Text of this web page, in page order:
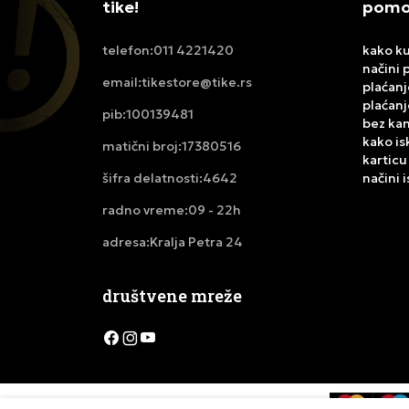
tike!
telefon:011 4221420
email:tikestore@tike.rs
pib:100139481
matični broj:17380516
šifra delatnosti:4642
radno vreme:09 - 22h
adresa:Kralja Petra 24
kako
načini
bez
kako
karticu
načini
društvene mreže